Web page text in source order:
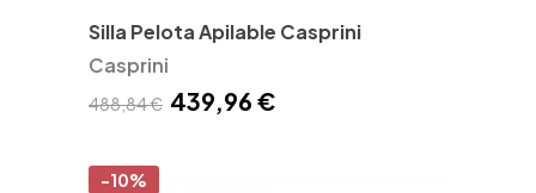
Silla Pelota Apilable Casprini
Casprini
488,84 € 439,96 €
-10%